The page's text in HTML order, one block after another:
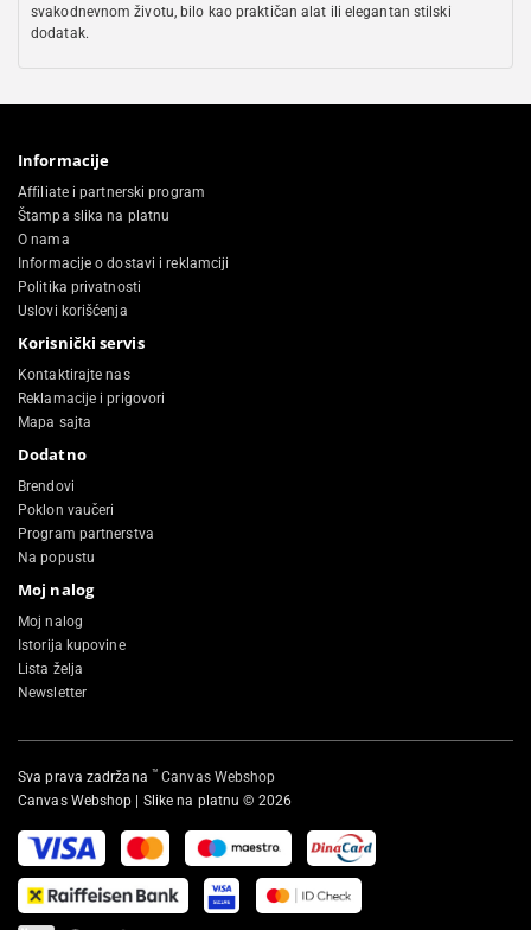
svakodnevnom životu, bilo kao praktičan alat ili elegantan stilski
dodatak.
Informacije
Affiliate i partnerski program
Štampa slika na platnu
O nama
Informacije o dostavi i reklamciji
Politika privatnosti
Uslovi korišćenja
Korisnički servis
Kontaktirajte nas
Reklamacije i prigovori
Mapa sajta
Dodatno
Brendovi
Poklon vaučeri
Program partnerstva
Na popustu
Moj nalog
Moj nalog
Istorija kupovine
Lista želja
Newsletter
Sva prava zadržana ™Canvas Webshop
Canvas Webshop | Slike na platnu © 2026